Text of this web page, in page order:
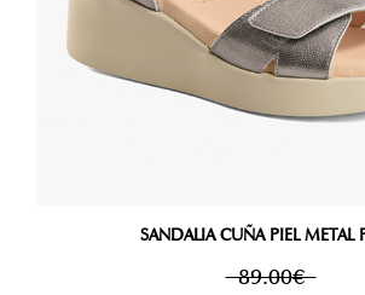
SANDALIA CUÑA PIEL METAL
89.00€